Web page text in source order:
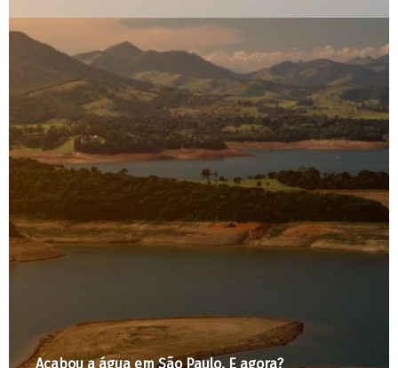
Dia 5: conversa sobre concurso da Operação
Urbana Água Branca